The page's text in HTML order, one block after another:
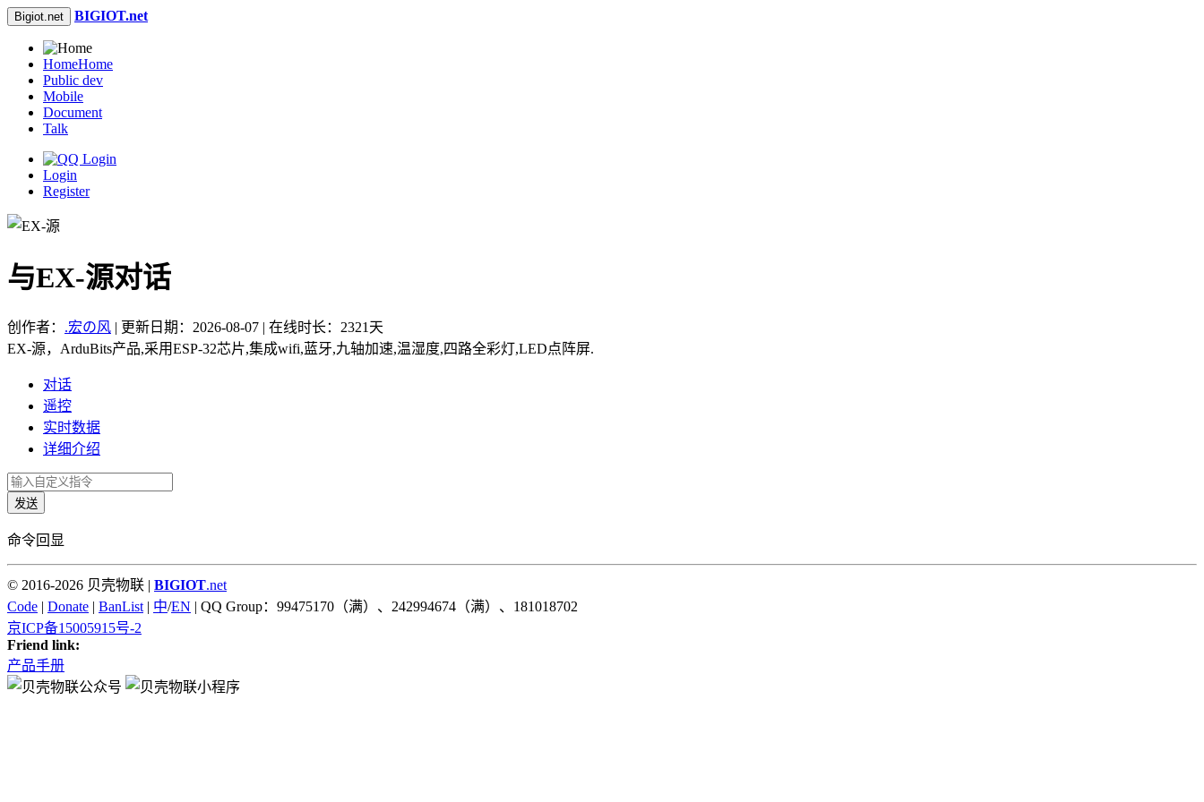
Bigiot.net BIGIOT.net
HomeHome
Public dev
Mobile
Document
Talk
Login
Register
与EX-源对话
创作者： .宏の风 | 更新日期：2026-08-07 | 在线时长：2321天
EX-源，ArduBits产品,采用ESP-32芯片,集成wifi,蓝牙,九轴加速,温湿度,四路全彩灯,LED点阵屏.
对话
遥控
实时数据
详细介绍
发送
命令回显
© 2016-2026 贝壳物联 | BIGIOT.net
Code | Donate | BanList | 中/EN | QQ Group：99475170（满）、242994674（满）、181018702
京ICP备15005915号-2
Friend link:
产品手册